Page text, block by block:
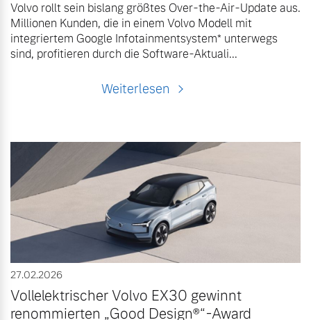
Volvo rollt sein bislang größtes Over-the-Air-Update aus.
Millionen Kunden, die in einem Volvo Modell mit
integriertem Google Infotainmentsystem* unterwegs
sind, profitieren durch die Software-Aktuali...
Weiterlesen
27.02.2026
Vollelektrischer Volvo EX30 gewinnt
renommierten „Good Design®“-Award